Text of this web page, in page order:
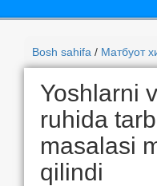
Bosh sahifa / Матбуот
Yoshlarni
ruhida
masalasi
qilindi